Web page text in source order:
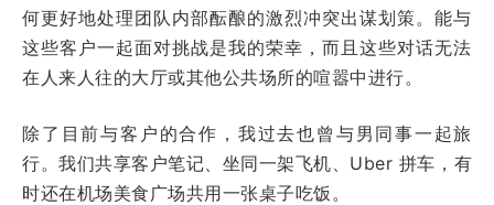
何更好地处理团队内部酝酿的激烈冲突出谋划策。能与
这些客户一起面对挑战是我的荣幸，而且这些对话无法
在人来人往的大厅或其他公共场所的喧嚣中进行。
除了目前与客户的合作，我过去也曾与男同事一起旅
行。我们共享客户笔记、坐同一架飞机、Uber 拼车，有
时还在机场美食广场共用一张桌子吃饭。